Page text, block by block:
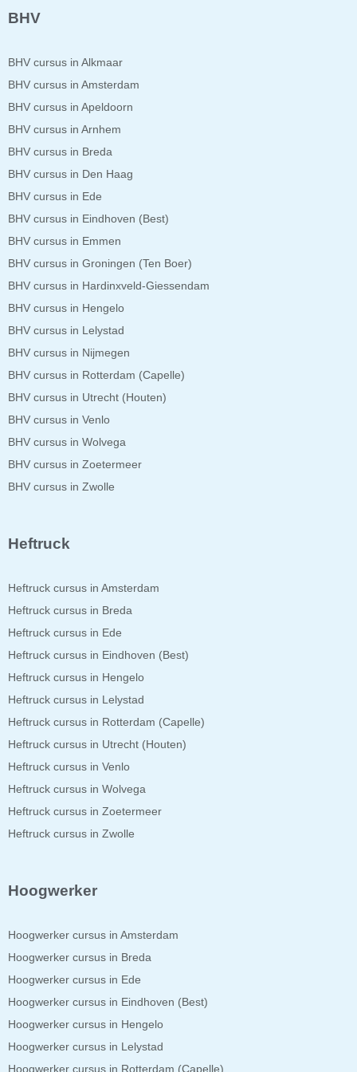
BHV
BHV cursus in Alkmaar
BHV cursus in Amsterdam
BHV cursus in Apeldoorn
BHV cursus in Arnhem
BHV cursus in Breda
BHV cursus in Den Haag
BHV cursus in Ede
BHV cursus in Eindhoven (Best)
BHV cursus in Emmen
BHV cursus in Groningen (Ten Boer)
BHV cursus in Hardinxveld-Giessendam
BHV cursus in Hengelo
BHV cursus in Lelystad
BHV cursus in Nijmegen
BHV cursus in Rotterdam (Capelle)
BHV cursus in Utrecht (Houten)
BHV cursus in Venlo
BHV cursus in Wolvega
BHV cursus in Zoetermeer
BHV cursus in Zwolle
Heftruck
Heftruck cursus in Amsterdam
Heftruck cursus in Breda
Heftruck cursus in Ede
Heftruck cursus in Eindhoven (Best)
Heftruck cursus in Hengelo
Heftruck cursus in Lelystad
Heftruck cursus in Rotterdam (Capelle)
Heftruck cursus in Utrecht (Houten)
Heftruck cursus in Venlo
Heftruck cursus in Wolvega
Heftruck cursus in Zoetermeer
Heftruck cursus in Zwolle
Hoogwerker
Hoogwerker cursus in Amsterdam
Hoogwerker cursus in Breda
Hoogwerker cursus in Ede
Hoogwerker cursus in Eindhoven (Best)
Hoogwerker cursus in Hengelo
Hoogwerker cursus in Lelystad
Hoogwerker cursus in Rotterdam (Capelle)